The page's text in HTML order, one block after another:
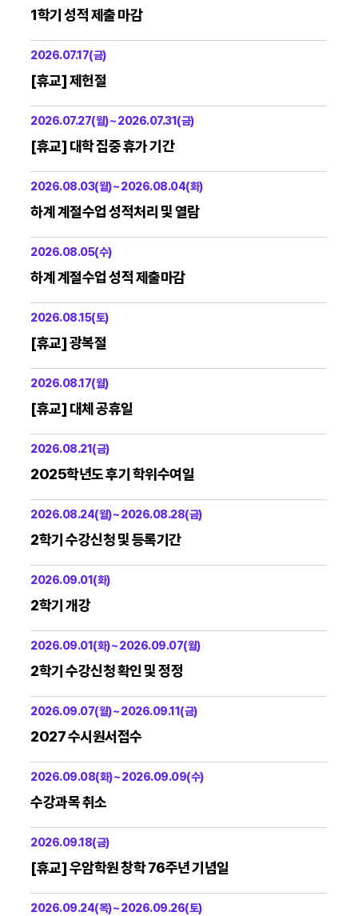
1학기 성적 제출 마감
2026.07.17(금)
[휴교] 제헌절
2026.07.27(월) ~ 2026.07.31(금)
[휴교] 대학 집중 휴가 기간
2026.08.03(월) ~ 2026.08.04(화)
하계 계절수업 성적처리 및 열람
2026.08.05(수)
하계 계절수업 성적 제출마감
2026.08.15(토)
[휴교] 광복절
2026.08.17(월)
[휴교] 대체 공휴일
2026.08.21(금)
2025학년도 후기 학위수여일
2026.08.24(월) ~ 2026.08.28(금)
2학기 수강신청 및 등록기간
2026.09.01(화)
2학기 개강
2026.09.01(화) ~ 2026.09.07(월)
2학기 수강신청 확인 및 정정
2026.09.07(월) ~ 2026.09.11(금)
2027 수시원서접수
2026.09.08(화) ~ 2026.09.09(수)
수강과목 취소
2026.09.18(금)
[휴교] 우암학원 창학 76주년 기념일
2026.09.24(목) ~ 2026.09.26(토)